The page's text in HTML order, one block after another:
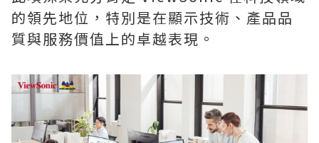
的領先地位，特別是在顯示技術、產品品
質與服務價值上的卓越表現。